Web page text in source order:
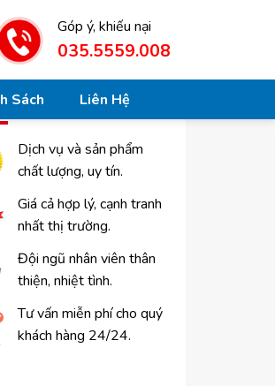
Góp ý, khiếu nại
035.5559.008
Sách Liên Hệ
Kết Khách Hàng
Dịch vụ và sản phẩm
chất lượng, uy tín.
Giá cả hợp lý, cạnh tranh
nhất thị trường.
Đội ngũ nhân viên thân
thiện, nhiệt tình.
Tư vấn miễn phí cho quý
khách hàng 24/24.